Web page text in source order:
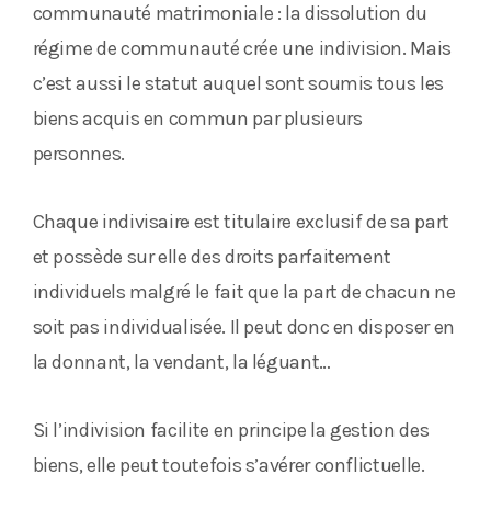
communauté matrimoniale : la dissolution du
régime de communauté crée une indivision. Mais
c’est aussi le statut auquel sont soumis tous les
biens acquis en commun par plusieurs
personnes.
Chaque indivisaire est titulaire exclusif de sa part
et possède sur elle des droits parfaitement
individuels malgré le fait que la part de chacun ne
soit pas individualisée. Il peut donc en disposer en
la donnant, la vendant, la léguant…
Si l’indivision facilite en principe la gestion des
biens, elle peut toutefois s’avérer conflictuelle.